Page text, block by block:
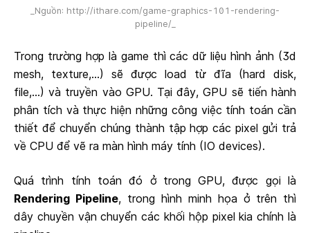
_Nguồn: http://ithare.com/game-graphics-101-rendering-
pipeline/_
Trong trường hợp là game thì các dữ liệu hình ảnh (3d
mesh, texture,...) sẽ được load từ đĩa (hard disk,
file,...) và truyền vào GPU. Tại đây, GPU sẽ tiến hành
phân tích và thực hiện những công việc tính toán cần
thiết để chuyển chúng thành tập hợp các pixel gửi trả
về CPU để vẽ ra màn hình máy tính (IO devices).
Quá trình tính toán đó ở trong GPU, được gọi là
Rendering Pipeline, trong hình minh họa ở trên thì
dây chuyền vận chuyển các khối hộp pixel kia chính là